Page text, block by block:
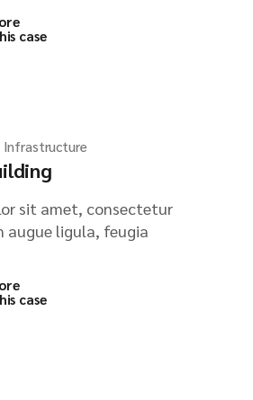
case
Infrastructure
sit amet, consectetur
augue ligula, feugia
case